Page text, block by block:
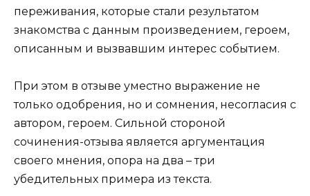
переживания, которые стали результатом
знакомства с данным произведением, героем,
описанным и вызвавшим интерес событием.
При этом в отзыве уместно выражение не
только одобрения, но и сомнения, несогласия с
автором, героем. Сильной стороной
сочинения-отзыва является аргументация
своего мнения, опора на два – три
убедительных примера из текста.